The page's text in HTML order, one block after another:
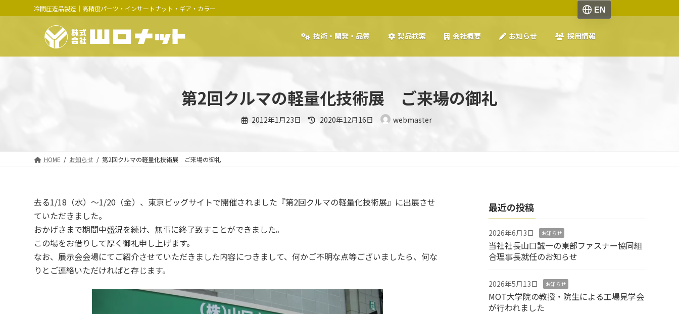
ン
ツ
ビ
シ
冷間圧造品製造｜高精度パーツ・インサートナット・ギア・カラー
技術・開発・品質 製品検索 会社概要 お知らせ 採用情報
第2回クルマの軽量化技術展 ご来場の御礼
2012年1月23日 最
終
2020年12月16日 webmaster
HOME お知らせ 第2回クルマの軽量化技術展 ご来場の御礼
去る1/18（水）～1/20（金）、東京ビッグサイトで開催されました『第2回クルマの軽量化技術展』に出展させ
ていただきました。
おかげさまで期間中盛況を続け、無事に終了致すことができました。
この場をお借りして厚く御礼申し上げます。
なお、展示会会場にてご紹介させていただきました内容につきまして、何かご不明な点等ございましたら、何な
りとご連絡いただければと存じます。
最近の投稿
2026年6月3日 お知らせ
当社社長山口誠一の東部ファスナー協同組
合理事長就任のお知らせ
2026年5月13日 お知らせ
MOT大学院の教授・院生による工場見学会
が行われました